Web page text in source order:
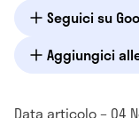
Seguici su
Aggiungici
Data articolo – 04